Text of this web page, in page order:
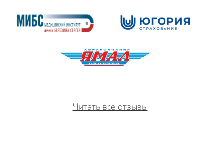
Читать все отзывы